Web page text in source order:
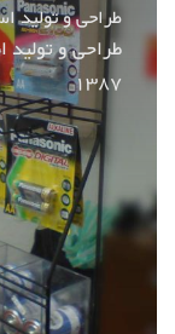
طراحی و تولید
طراحی و تولید
1387